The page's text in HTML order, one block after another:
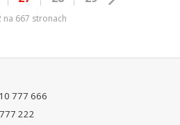
na 667 stronach
777 666
222